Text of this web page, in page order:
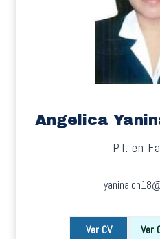
Angelica
PT. en
Ver CV Ver